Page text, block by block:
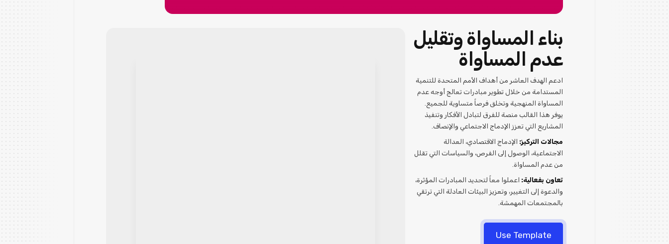
بناء المساواة وتقليل
عدم المساواة
ادعم الهدف العاشر من أهداف الأمم المتحدة للتنمية
المستدامة من خلال تطوير مبادرات تعالج أوجه عدم
المساواة المنهجية وتخلق فرصاً متساوية للجميع.
يوفر هذا القالب منصة للفرق لتبادل الأفكار وتنفيذ
المشاريع التي تعزز الإدماج الاجتماعي والإنصاف.
مجالات التركيز: الإدماج الاقتصادي، العدالة
الاجتماعية، الوصول إلى الفرص، والسياسات التي تقلل
من عدم المساواة.
تعاون بفعالية: اعملوا معاً لتحديد المبادرات المؤثرة،
والدعوة إلى التغيير، وتعزيز البيئات العادلة التي ترتقي
بالمجتمعات المهمشة.
Use Template